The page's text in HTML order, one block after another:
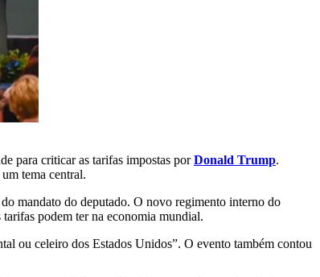
para criticar as tarifas impostas porDonald Trump.
tema central.
mandato do deputado. O novo regimento interno do
podem ter na economia mundial.
ou celeiro dos Estados Unidos”. O evento também contou